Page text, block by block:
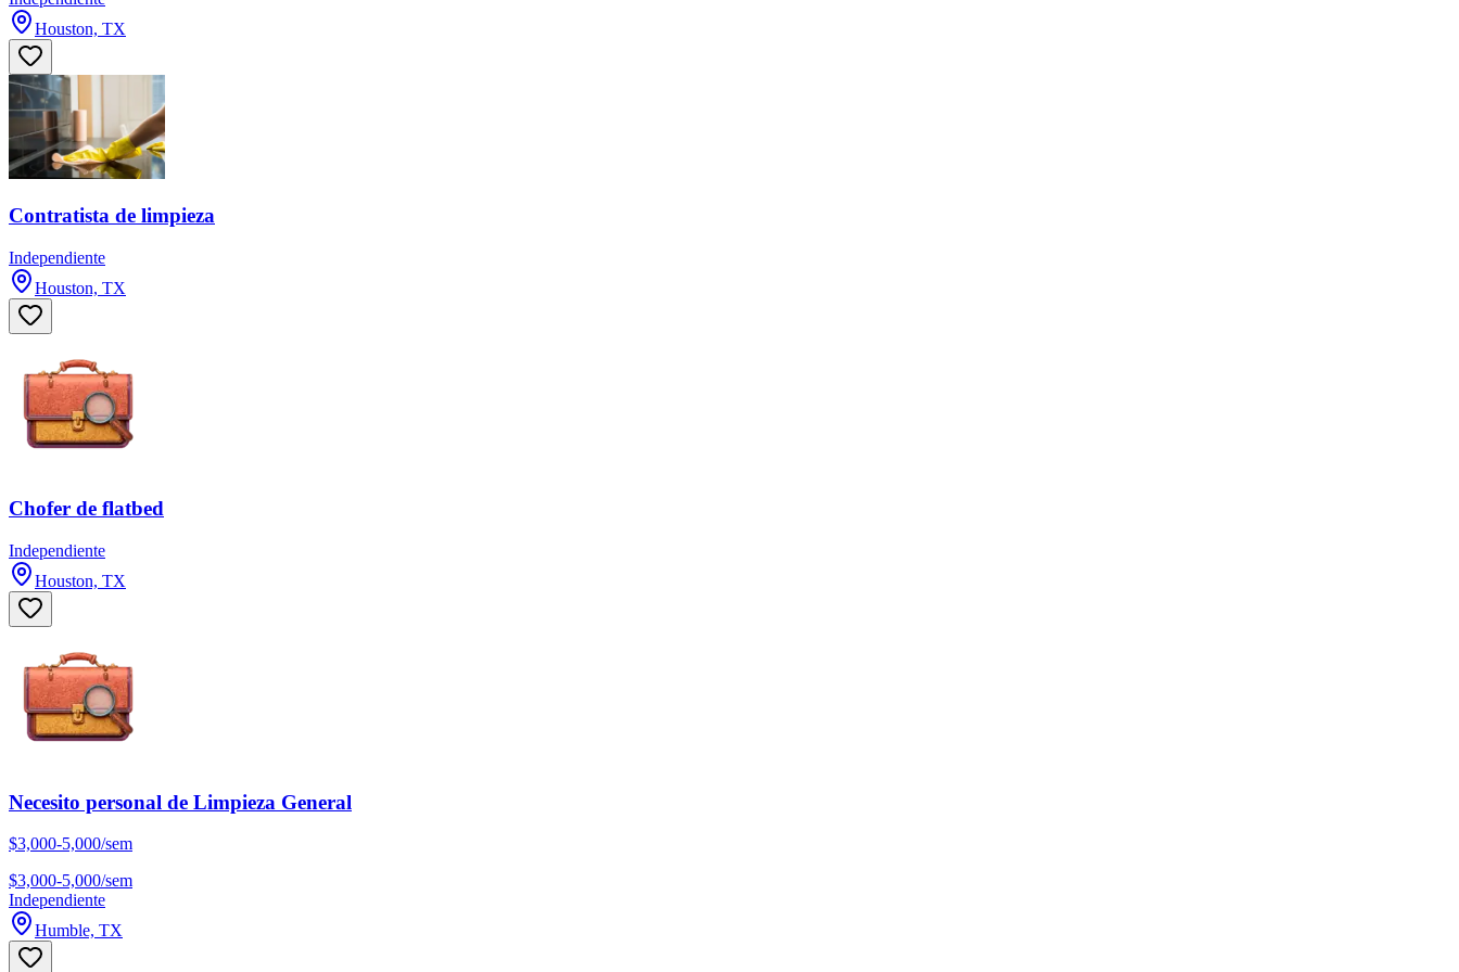
Houston, TX
Contratista de limpieza
Independiente
Houston, TX
Chofer de flatbed
Independiente
Houston, TX
Necesito personal de Limpieza General
$3,000-5,000/sem
$3,000-5,000/sem
Independiente
Humble, TX